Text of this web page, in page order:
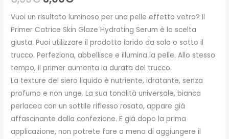
prezzo
originale
era:
5,99€.
prezzo
attuale
è:
3,00€.
Vuoi un risultato luminoso per una pelle effetto vetro? Il
Primer Catrice Skin Glaze Hydrating Serum è la scelta
giusta. Puoi utilizzare il prodotto ibrido da solo o sotto il
trucco. Perfeziona, abbellisce e illumina la pelle. Allo stesso
tempo, il primer aumenta la durata del trucco.
La texture del siero liquido è nutriente, idratante, senza
profumo e non unge. La sua tonalità universale, bianca
perlacea con un sottile riflesso rosato, appare già
affascinante dalla confezione. E già dopo la prima
applicazione, non potrete fare a meno di aggiungere il